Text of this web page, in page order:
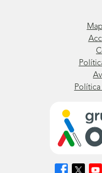
SíguenosSíguenos